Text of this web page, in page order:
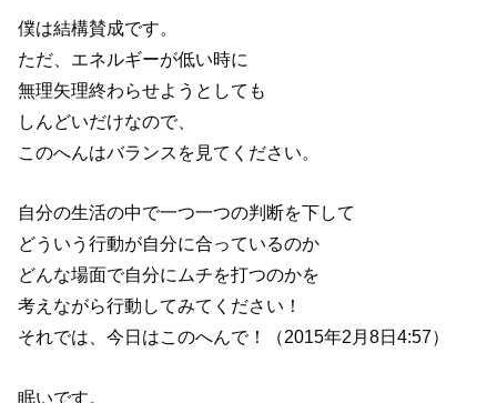
僕は結構賛成です。
ただ、エネルギーが低い時に
無理矢理終わらせようとしても
しんどいだけなので、
このへんはバランスを見てください。
自分の生活の中で一つ一つの判断を下して
どういう行動が自分に合っているのか
どんな場面で自分にムチを打つのかを
考えながら行動してみてください！
それでは、今日はこのへんで！（2015年2月8日4:57）
眠いです。